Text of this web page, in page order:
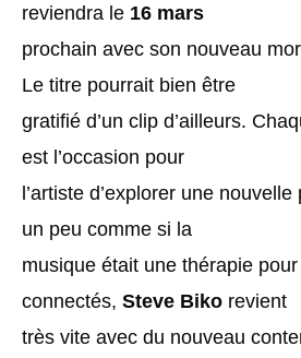
reviendra le 16 mars
prochain avec son nouveau
Le titre pourrait bien être
gratifié d’un clip d’ailleurs.
est l’occasion pour
l’artiste d’explorer une
un peu comme si la
musique était une thérapie
connectés, Steve Biko revient
très vite avec du nouveau